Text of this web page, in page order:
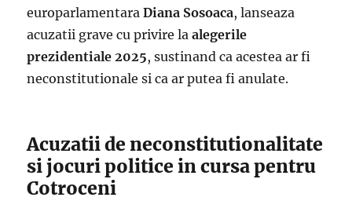
europarlamentaraDiana Sosoaca, lanseaza
acuzatii grave cu privire laalegerile
prezidentiale 2025, sustinand ca acestea ar fi
neconstitutionale si ca ar putea fi anulate.
Acuzatii de neconstitutionalitate
si jocuri politice in cursa pentru
Cotroceni